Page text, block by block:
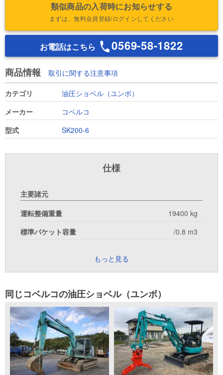
類似商品の入荷時にお知らせする
まずは、無料会員登録/ログインしてください
お電話はこちら 0569-58-1822
商品情報 取引に関する注意事項
カテゴリ
油圧ショベル（ユンボ）
メーカー
コベルコ
型式
SK200-6
仕様
主要諸元
運転整備重量
19400 kg
標準バケット容量
/0.8 m3
もっと見る
同じコベルコの油圧ショベル（ユンボ）